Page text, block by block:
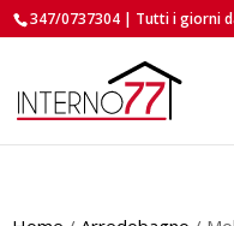
347/0737304 | Tutti i giorni